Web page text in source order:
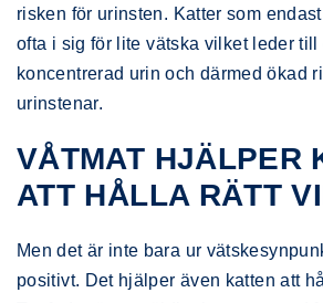
risken för urinsten. Katter som
ofta i sig för lite vätska vilket leder till
koncentrerad urin och därmed ökad
urinstenar.
VÅTMAT HJÄLPER
ATT HÅLLA RÄTT
Men det är inte bara ur
positivt. Det hjälper även katten att